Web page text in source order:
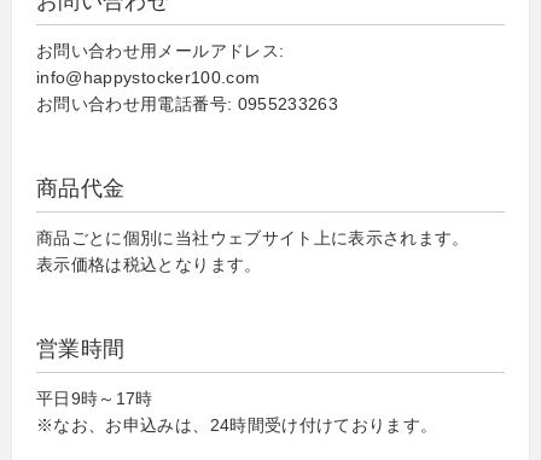
お問い合わせ用メールアドレス:
info@happystocker100.com
お問い合わせ用電話番号: 0955233263
商品代金
商品ごとに個別に当社ウェブサイト上に表示されます。
表示価格は税込となります。
営業時間
平日9時～17時
※なお、お申込みは、24時間受け付けております。